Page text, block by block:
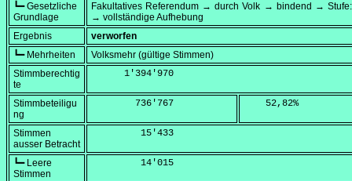
┗━ Gesetzliche
Grundlage
Fakultatives Referendum → durch Volk → bindend →
→ vollständige Aufhebung
Ergebnis
verworfen
┗━ Mehrheiten
Volksmehr (gültige Stimmen)
Stimmberechtig
te
      1'394'970
Stimmbeteiligu
ng
        736'767
    52,82
%
Stimmen
ausser Betracht
         15'433
┗━ Leere
Stimmen
         14'015